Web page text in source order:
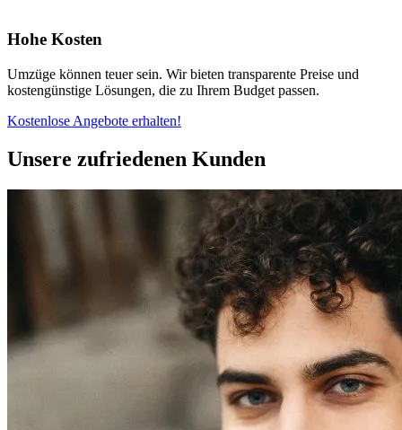
Hohe Kosten
Umzüge können teuer sein. Wir bieten transparente Preise und
kostengünstige Lösungen, die zu Ihrem Budget passen.
Kostenlose Angebote erhalten!
Unsere zufriedenen Kunden